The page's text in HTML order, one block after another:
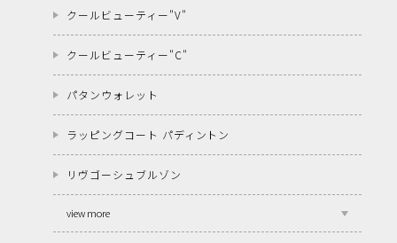
クールビューティー"V"
クールビューティー"C"
パタンウォレット
ラッピングコート パディントン
リヴゴーシュブルゾン
view more